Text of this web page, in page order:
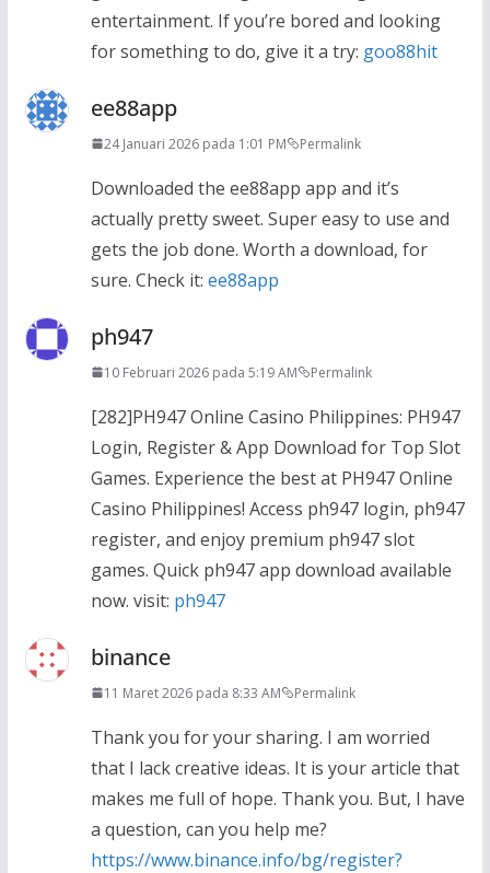
entertainment. If you’re bored and looking
for something to do, give it a try: goo88hit
ee88app
24 Januari 2026 pada 1:01 PM Permalink
Downloaded the ee88app app and it’s
actually pretty sweet. Super easy to use and
gets the job done. Worth a download, for
sure. Check it: ee88app
ph947
10 Februari 2026 pada 5:19 AM Permalink
[282]PH947 Online Casino Philippines: PH947
Login, Register & App Download for Top Slot
Games. Experience the best at PH947 Online
Casino Philippines! Access ph947 login, ph947
register, and enjoy premium ph947 slot
games. Quick ph947 app download available
now. visit: ph947
binance
11 Maret 2026 pada 8:33 AM Permalink
Thank you for your sharing. I am worried
that I lack creative ideas. It is your article that
makes me full of hope. Thank you. But, I have
a question, can you help me?
https://www.binance.info/bg/register?